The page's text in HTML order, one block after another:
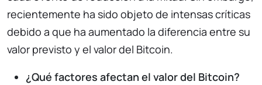
recientemente ha sido objeto de intensas críticas
debido a que ha aumentado la diferencia entre su
valor previsto y el valor del Bitcoin.
¿Qué factores afectan el valor del Bitcoin?